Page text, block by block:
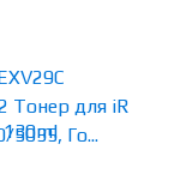
Тонер для iR
5035, Го...